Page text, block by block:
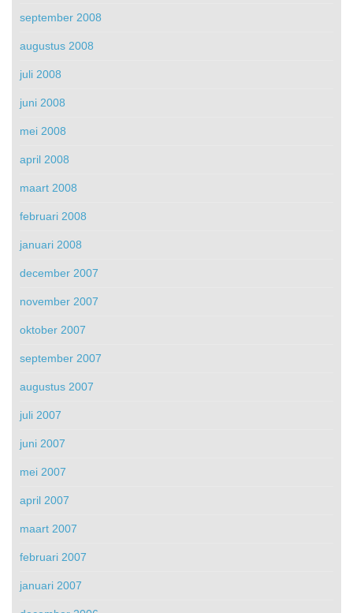
september 2008
augustus 2008
juli 2008
juni 2008
mei 2008
april 2008
maart 2008
februari 2008
januari 2008
december 2007
november 2007
oktober 2007
september 2007
augustus 2007
juli 2007
juni 2007
mei 2007
april 2007
maart 2007
februari 2007
januari 2007